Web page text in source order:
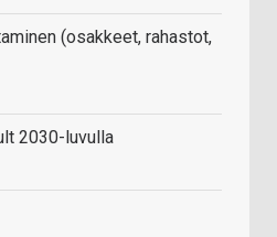
(osakkeet, rahastot,
2030-luvulla